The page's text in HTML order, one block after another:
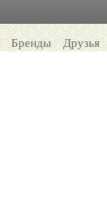
Бренды Друзья